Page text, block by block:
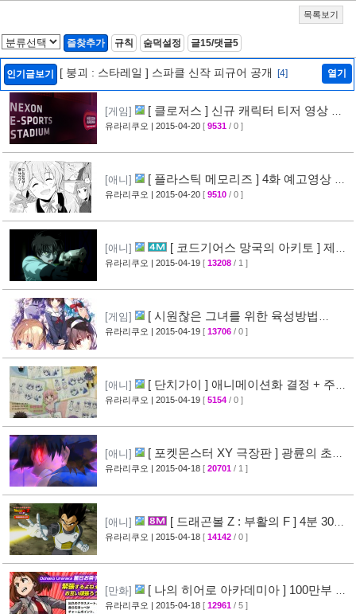
목록보기
즐찾추가 규칙 숨덕설정 글15/댓글5
인기글보기 [ 붕괴 : 스타레일 ] 스파클 신작 피규어 공개 [4] 열기
[게임]
[ 클로저스 ] 신규 캐릭터 티저 영상 공
개 [42]
유라리쿠오 | 2015-04-20 [ 9531 / 0 ]
[애니]
[ 플라스틱 메모리즈 ] 4화 예고영상 +
애니메이션 비교 화면 공개
유라리쿠오 | 2015-04-20 [ 9510 / 0 ]
[애니]
[ 코드기어스 망국의 아키토 ] 제3
장 다이제스트 10분영상 공개
유라리쿠오 | 2015-04-19 [ 13208 / 1 ]
[게임]
[ 시원찮은 그녀를 위한 육성방법
blessing flowers ] 캐릭터 소개 영상 공개
유라리쿠오 | 2015-04-19 [ 13706 / 0 ]
[애니]
[ 단치가이 ] 애니메이션화 결정 + 주요
성우진 공개 [27]
유라리쿠오 | 2015-04-19 [ 5154 / 0 ]
[애니]
[ 포켓몬스터 XY 극장판 ] 광륜의 초마
신 후파 PV 영상 공개 [47]
유라리쿠오 | 2015-04-18 [ 20701 / 1 ]
[애니]
[ 드래곤볼 Z : 부활의 F ] 4분 30초
스토리 영상 공개
[38]
유라리쿠오 | 2015-04-18 [ 14142 / 0 ]
[만화]
[ 나의 히어로 아카데미아 ] 100만부 돌
파 & 특설페이지 오픈 [44]
유라리쿠오 | 2015-04-18 [ 12961 / 5 ]